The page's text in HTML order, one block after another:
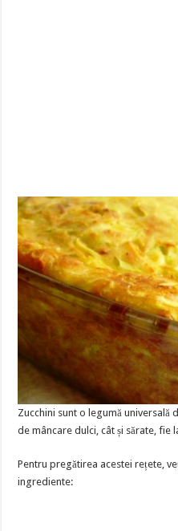
Zucchini sunt o legumă
de mâncare dulci, cât și sărate, fie
Pentru pregătirea acestei rețete,
ingrediente: